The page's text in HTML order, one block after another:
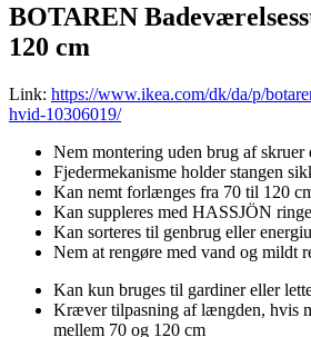
BOTAREN
120 cm
Link: https://www.ikea.com/dk/da/p/
hvid-10306019/
Nem montering uden brug af skruer
Fjedermekanisme holder stangen
Kan nemt forlænges fra 70 til 120
Kan suppleres med HASSJÖN
Kan sorteres til genbrug eller
Nem at rengøre med vand og mildt
Kan kun bruges til gardiner eller
Kræver tilpasning af længden, hvis
mellem 70 og 120 cm